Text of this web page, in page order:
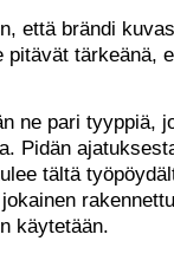
että brändi
pitävät tärkeänä,
ne pari tyyppiä,
Pidän
tältä
käytetään.